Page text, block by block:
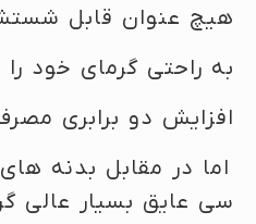
هیچ عنوان قابل
به راحتی گرمای خود
افزایش دو برابری
اما در مقابل بدنه
سی عایق بسیار عالی